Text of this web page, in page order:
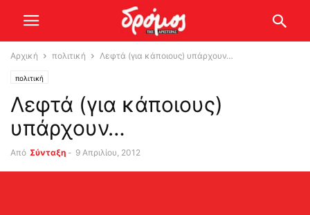
Αρχική πολιτική Λεφτά (για κάποιους) υπάρχουν…
πολιτική
Λεφτά (για κάποιους)
υπάρχουν…
Από Σύνταξη - 9 Απριλίου, 2012